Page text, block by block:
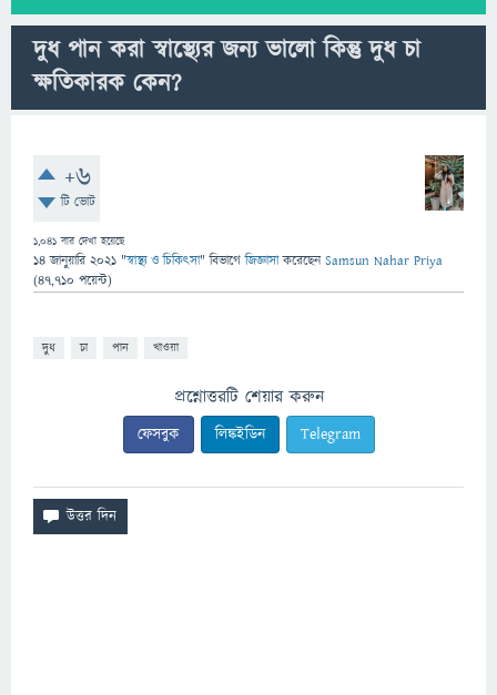
দুধ পান করা স্বাস্থ্যের জন্য ভালো কিন্তু দুধ চা
ক্ষতিকারক কেন?
+6
টি ভোট
1,041 বার দেখা হয়েছে
14 জানুয়ারি 2021 "স্বাস্থ্য ও চিকিৎসা" বিভাগে জিজ্ঞাসাকরেছেনSamsun Nahar Priya
(47,710 পয়েন্ট)
দুধ চা পান খাওয়া
প্রশ্নোত্তরটি শেয়ার করুন
ফেসবুক লিঙ্কইডিন Telegram